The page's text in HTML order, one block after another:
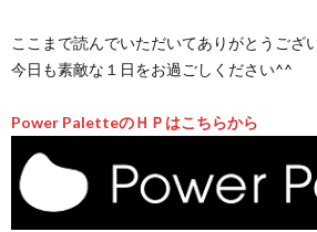
ここまで読んでいただいてありがとうござ
今日も素敵な１日をお過ごしください^^
Power PaletteのＨＰはこちらから